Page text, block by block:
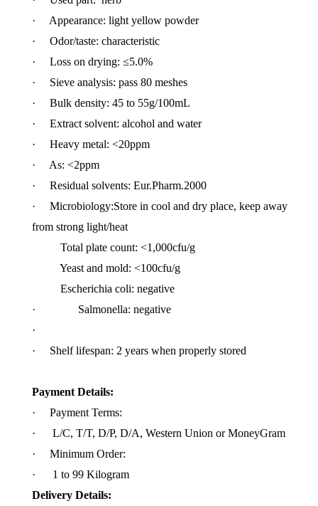
· Appearance: light yellow powder
· Odor/taste: characteristic
· Loss on drying: ≤5.0%
· Sieve analysis: pass 80 meshes
· Bulk density: 45 to 55g/100mL
· Extract solvent: alcohol and water
· Heavy metal: <20ppm
· As: <2ppm
· Residual solvents: Eur.Pharm.2000
· Microbiology:Store in cool and dry place, keep away
from strong light/heat
Total plate count: <1,000cfu/g
Yeast and mold: <100cfu/g
Escherichia coli: negative
· Salmonella: negative
·
· Shelf lifespan: 2 years when properly stored
Payment Details:
· Payment Terms:
· L/C, T/T, D/P, D/A, Western Union or MoneyGram
· Minimum Order:
· 1 to 99 Kilogram
Delivery Details: